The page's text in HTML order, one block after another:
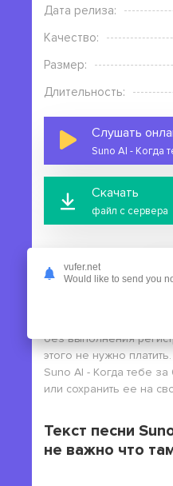
Дата релиза:
Качество:
Размер:
Длительность:
Слушать
Скачать
файл с сервера
На этой странице вы
- Когда тебе за 60 не
без выполнения
этого не нужно
Suno AI - Когда тебе
или сохранить ее на
Текст песни
не важно что
vufer.net
Would like to send you